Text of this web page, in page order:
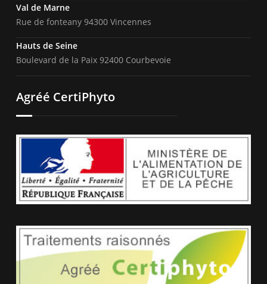
Val de Marne
Rue de fonteany 94300 Vincennes
Hauts de Seine
Boulevard de la Paix 92400 Courbevoie
Agréé CertiPhyto